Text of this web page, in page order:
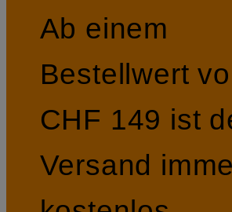
Ab einem
Bestellwert
CHF 149 ist
Versand